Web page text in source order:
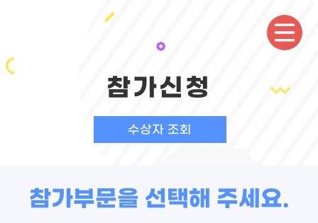
참가신청
수상자 조회
참가부문을 선택해 주세요.